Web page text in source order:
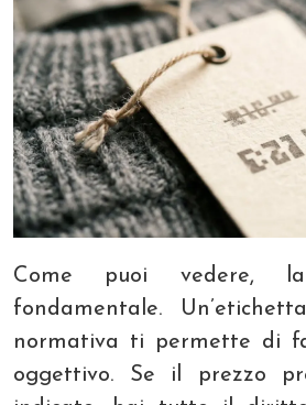
Come puoi vedere,
fondamentale.
normativa ti permette di
oggettivo. Se il prezzo